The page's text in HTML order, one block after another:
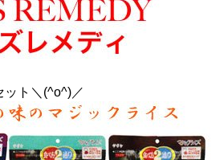
ット＼(^o^)／